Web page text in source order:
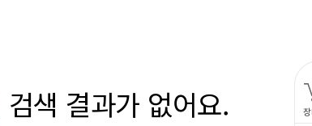
검색 결과가 없어요.